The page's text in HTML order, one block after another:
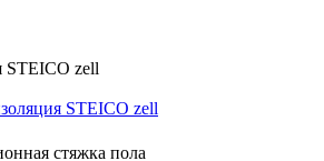
STEICO zell